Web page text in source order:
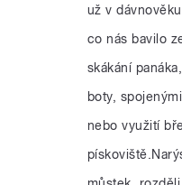
už v
co nás bavilo
skákání
boty,
nebo využití